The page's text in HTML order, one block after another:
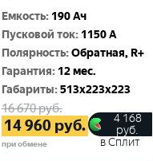
Емкость: 190 Ач
Пусковой ток: 1150 A
Полярность:Обратная, R+
Гарантия: 12 мес.
Габариты:513x223x223
16 670руб.
14 960 руб.
при обмене
4 168
руб.
в Сплит